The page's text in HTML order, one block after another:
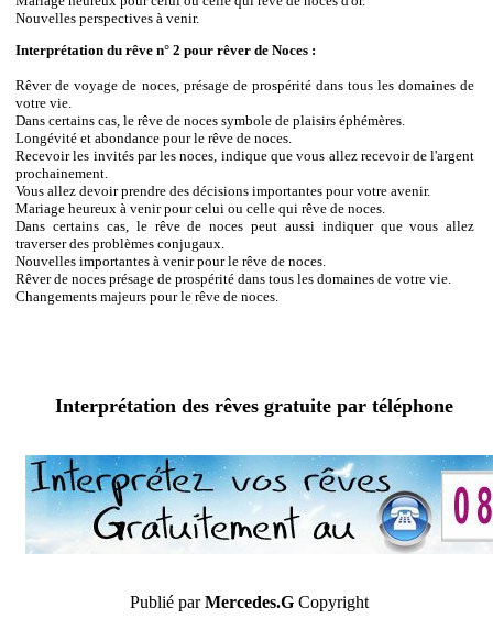
Nouvelles perspectives à venir.
Interprétation du rêve n° 2 pour rêver de Noces :
Rêver de voyage de noces, présage de prospérité dans tous les domaines de
votre vie.
Dans certains cas, le rêve de noces symbole de plaisirs éphémères.
Longévité et abondance pour le rêve de noces.
Recevoir les invités par les noces, indique que vous allez recevoir de l'argent
prochainement.
Vous allez devoir prendre des décisions importantes pour votre avenir.
Mariage heureux à venir pour celui ou celle qui rêve de noces.
Dans certains cas, le rêve de noces peut aussi indiquer que vous allez
traverser des problèmes conjugaux.
Nouvelles importantes à venir pour le rêve de noces.
Rêver de noces présage de prospérité dans tous les domaines de votre vie.
Changements majeurs pour le rêve de noces.
Interprétation des rêves gratuite par téléphone
Publié parMercedes.GCopyright